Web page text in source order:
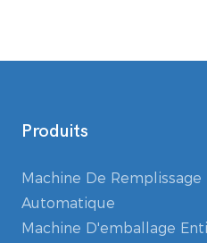
Produits
Machine De
Automatique
Machine D'emballage